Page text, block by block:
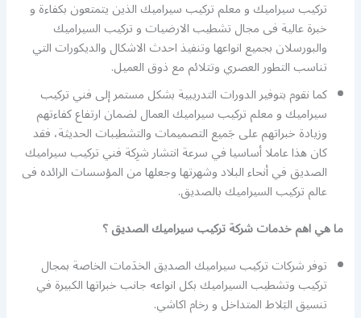
تركيب سيراميك و معلم تركيب سيراميك الذين يتمتعون بكفاءة و
خبرة عالية فى مجال تشطيب الارضيات و تركيب السيراميك
والبورسلان بجميع انواعها وتنفيذ احدث الاشكال والديكورات التي
تناسب التطور العصري وتتلائم مع ذوق العميل.
كما نقوم بتوفير الدورات التدريبية بشكل مستمر إلى فني تركيب
سيراميك و معلم تركيب سيراميك العمال لضمان ارتفاع كفاءتهم
وزيادة خبراتهم على جَميع التصميمات والتشطيبات الحديثة، فقد
كان هذا عاملا أساسيا في سرعة انتشار شرِكة فني تركيب سيراميك
الصديق في أنحاء البلاد وشهرتها وجعلها من المؤسسات الرائده فى
عالم تركيب السيراميك بالصديق.
ما هي اهم خدمات شركة تركيب سيراميك الصديق ؟
توفر شركات تركيب سيراميك الصديق الخدَمات الخاصة بمجال
تركيب وتشطيب السيراميك بكل انواعه جانب خبراتها الكبيرة في
تنسيق البَلاط المتداخل و رخام اكاشي.